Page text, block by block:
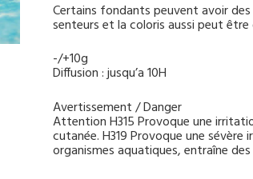
Certains fondants peuvent avoir
senteurs et la coloris aussi peut
-/+10g
Diffusion : jusqu’a 10H
Avertissement / Danger
Attention H315 Provoque une
cutanée. H319 Provoque une sévère
organismes aquatiques, entraîne